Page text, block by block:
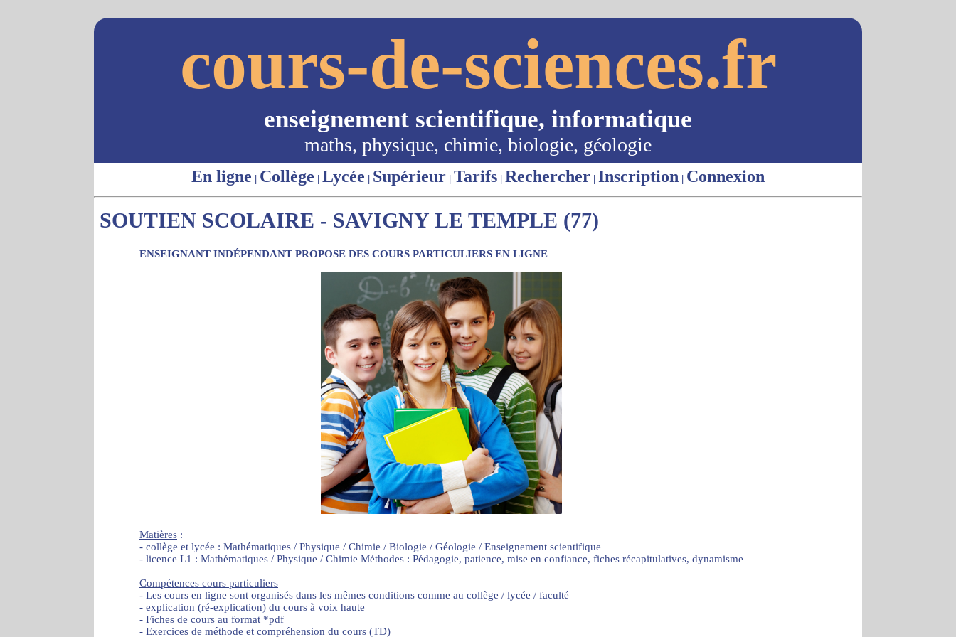
cours-de-sciences.fr
enseignement scientifique, informatique
maths, physique, chimie, biologie, géologie
En ligne | Collège | Lycée | Supérieur | Tarifs | Rechercher | Inscription | Connexion
SOUTIEN SCOLAIRE - SAVIGNY LE TEMPLE (77)
ENSEIGNANT INDÉPENDANT PROPOSE DES COURS PARTICULIERS EN LIGNE
Matières :
- collège et lycée : Mathématiques / Physique / Chimie / Biologie / Géologie / Enseignement scientifique
- licence L1 : Mathématiques / Physique / Chimie Méthodes : Pédagogie, patience, mise en confiance, fiches récapitulatives, dynamisme
Compétences cours particuliers
- Les cours en ligne sont organisés dans les mêmes conditions comme au collège / lycée / faculté
- explication (ré-explication) du cours à voix haute
- Fiches de cours au format *pdf
- Exercices de méthode et compréhension du cours (TD)